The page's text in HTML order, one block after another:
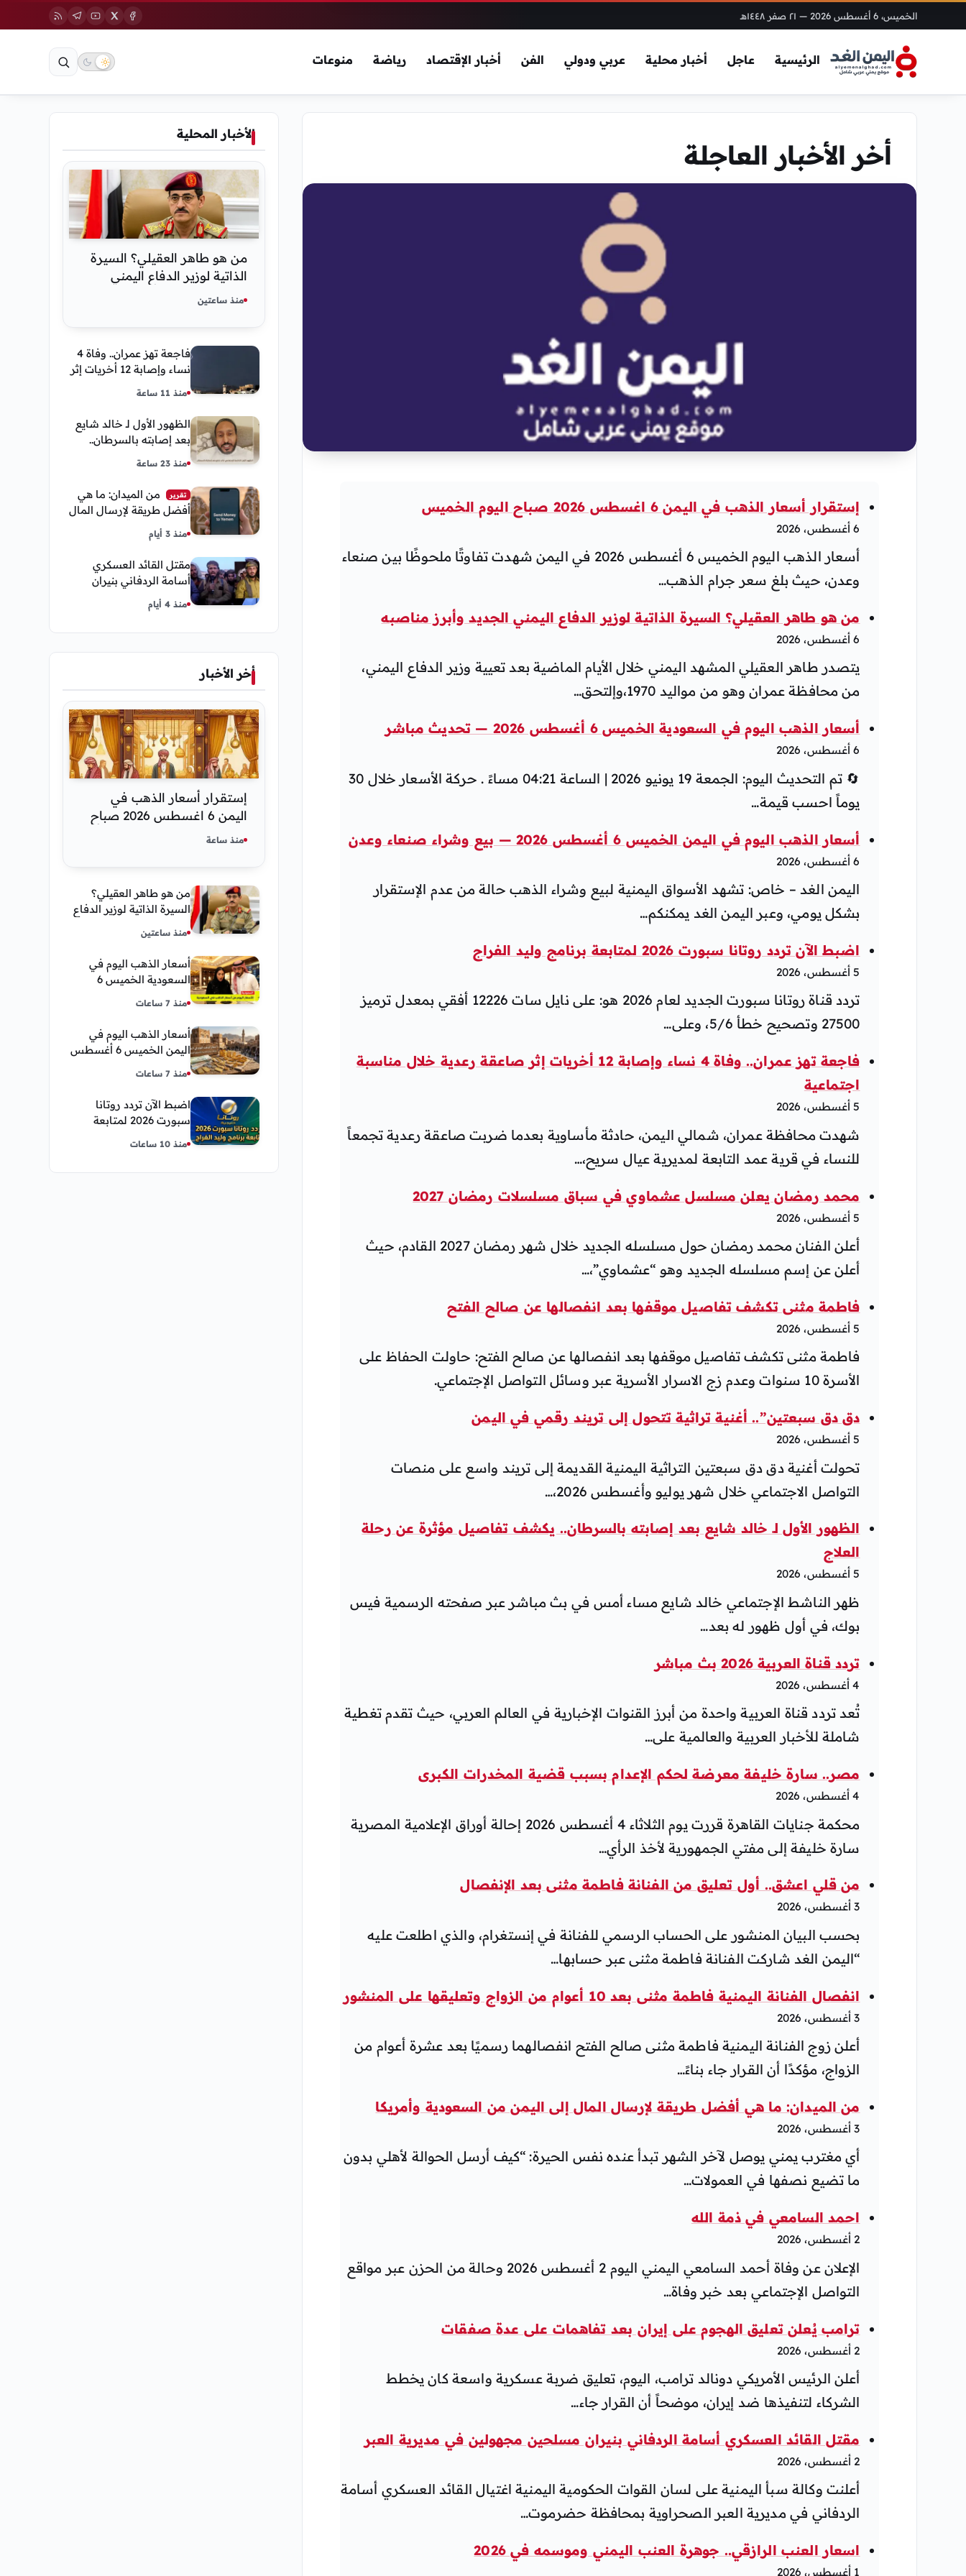
الخميس، 6 أغسطس 2026 — ٢١ صفر ١٤٤٨هـ
الرئيسية عاجل أخبار محلية عربي ودولي الفن أخبار الإقتصاد رياضة منوعات
أخر الأخبار العاجلة
إستقرار أسعار الذهب في اليمن 6 اغسطس 2026 صباح اليوم الخميس
6 أغسطس، 2026
أسعار الذهب اليوم الخميس 6 أغسطس 2026 في اليمن شهدت تفاوتًا ملحوظًا بين صنعاء
وعدن، حيث بلغ سعر جرام الذهب…
من هو طاهر العقيلي؟ السيرة الذاتية لوزير الدفاع اليمني الجديد وأبرز مناصبه
6 أغسطس، 2026
يتصدر طاهر العقيلي المشهد اليمني خلال الأيام الماضية بعد تعيية وزير الدفاع اليمني،
من محافظة عمران وهو من مواليد 1970،وإلتحق…
أسعار الذهب اليوم في السعودية الخميس 6 أغسطس 2026 — تحديث مباشر
6 أغسطس، 2026
🔄 تم التحديث اليوم: الجمعة 19 يونيو 2026 | الساعة 04:21 مساءً . حركة الأسعار خلال 30
يوماً احسب قيمة…
أسعار الذهب اليوم في اليمن الخميس 6 أغسطس 2026 — بيع وشراء صنعاء وعدن
6 أغسطس، 2026
اليمن الغد – خاص: تشهد الأسواق اليمنية لبيع وشراء الذهب حالة من عدم الإستقرار
بشكل يومي، وعبر اليمن الغد يمكنكم…
اضبط الآن تردد روتانا سبورت 2026 لمتابعة برنامج وليد الفراج
5 أغسطس، 2026
تردد قناة روتانا سبورت الجديد لعام 2026 هو: على نايل سات 12226 أفقي بمعدل ترميز
27500 وتصحيح خطأ 5/6، وعلى…
فاجعة تهز عمران.. وفاة 4 نساء وإصابة 12 أخريات إثر صاعقة رعدية خلال مناسبة
اجتماعية
5 أغسطس، 2026
شهدت محافظة عمران، شمالي اليمن، حادثة مأساوية بعدما ضربت صاعقة رعدية تجمعاً
للنساء في قرية عمد التابعة لمديرية عيال سريح،…
محمد رمضان يعلن مسلسل عشماوي في سباق مسلسلات رمضان 2027
5 أغسطس، 2026
أعلن الفنان محمد رمضان حول مسلسله الجديد خلال شهر رمضان 2027 القادم، حيث
أعلن عن إسم مسلسله الجديد وهو “عشماوي”،…
فاطمة مثنى تكشف تفاصيل موقفها بعد انفصالها عن صالح الفتح
5 أغسطس، 2026
فاطمة مثنى تكشف تفاصيل موقفها بعد انفصالها عن صالح الفتح: حاولت الحفاظ على
الأسرة 10 سنوات وعدم زج الاسرار الأسرية عبر وسائل التواصل الإجتماعي.
دق دق سبعتين”.. أغنية تراثية تتحول إلى تريند رقمي في اليمن
5 أغسطس، 2026
تحولت أغنية دق دق سبعتين التراثية اليمنية القديمة إلى تريند واسع على منصات
التواصل الاجتماعي خلال شهر يوليو وأغسطس 2026،…
الظهور الأول لـ خالد شايع بعد إصابته بالسرطان.. يكشف تفاصيل مؤثرة عن رحلة
العلاج
5 أغسطس، 2026
ظهر الناشط الإجتماعي خالد شايع مساء أمس في بث مباشر عبر صفحته الرسمية فيس
بوك، في أول ظهور له بعد…
تردد قناة العربية 2026 بث مباشر
4 أغسطس، 2026
تُعد تردد قناة العربية واحدة من أبرز القنوات الإخبارية في العالم العربي، حيث تقدم تغطية
شاملة للأخبار العربية والعالمية على…
مصر.. سارة خليفة معرضة لحكم الإعدام بسبب قضية المخدرات الكبرى
4 أغسطس، 2026
محكمة جنايات القاهرة قررت يوم الثلاثاء 4 أغسطس 2026 إحالة أوراق الإعلامية المصرية
سارة خليفة إلى مفتي الجمهورية لأخذ الرأي…
من قلي اعشق.. أول تعليق من الفنانة فاطمة مثنى بعد الإنفصال
3 أغسطس، 2026
بحسب البيان المنشور على الحساب الرسمي للفنانة في إنستغرام، والذي اطلعت عليه
“اليمن الغد شاركت الفنانة فاطمة مثنى عبر حسابها…
انفصال الفنانة اليمنية فاطمة مثنى بعد 10 أعوام من الزواج وتعليقها على المنشور
3 أغسطس، 2026
أعلن زوج الفنانة اليمنية فاطمة مثنى صالح الفتح انفصالهما رسميًا بعد عشرة أعوام من
الزواج، مؤكدًا أن القرار جاء بناءً…
من الميدان: ما هي أفضل طريقة لإرسال المال إلى اليمن من السعودية وأمريكا
3 أغسطس، 2026
أي مغترب يمني يوصل لآخر الشهر تبدأ عنده نفس الحيرة: “كيف أرسل الحوالة لأهلي بدون
ما تضيع نصفها في العمولات…
احمد السامعي في ذمة الله
2 أغسطس، 2026
الإعلان عن وفاة أحمد السامعي اليمني اليوم 2 أغسطس 2026 وحالة من الحزن عبر مواقع
التواصل الإجتماعي بعد خبر وفاة…
ترامب يُعلن تعليق الهجوم على إيران بعد تفاهمات على عدة صفقات
2 أغسطس، 2026
أعلن الرئيس الأمريكي دونالد ترامب، اليوم، تعليق ضربة عسكرية واسعة كان يخطط
الشركاء لتنفيذها ضد إيران، موضحاً أن القرار جاء…
مقتل القائد العسكري أسامة الردفاني بنيران مسلحين مجهولين في مديرية العبر
2 أغسطس، 2026
أعلنت وكالة سبأ اليمنية على لسان القوات الحكومية اليمنية اغتيال القائد العسكري أسامة
الردفاني في مديرية العبر الصحراوية بمحافظة حضرموت…
اسعار العنب الرازقي.. جوهرة العنب اليمني وموسمه في 2026
1 أغسطس، 2026
الأخبار المحلية
من هو طاهر العقيلي؟ السيرة
الذاتية لوزير الدفاع اليمني
الجديد وأبرز مناصبه
منذ ساعتين
فاجعة تهز عمران.. وفاة 4
نساء وإصابة 12 أخريات إثر
اجتماعية
منذ 11 ساعة
الظهور الأول لـ خالد شايع
بعد إصابته بالسرطان..
رحلة العلاج
منذ 23 ساعة
تقرير
من الميدان: ما هي
أفضل طريقة لإرسال المال
إلى اليمن من السعودية
وأمريكا
منذ 3 أيام
مقتل القائد العسكري
أسامة الردفاني بنيران
مسلحين مجهولين في
مديرية العبر
منذ 4 أيام
أخر الأخبار
إستقرار أسعار الذهب في
اليمن 6 اغسطس 2026 صباح
اليوم الخميس
منذ ساعة
من هو طاهر العقيلي؟
السيرة الذاتية لوزير الدفاع
مناصبه
منذ ساعتين
أسعار الذهب اليوم في
السعودية الخميس 6
مباشر
منذ 7 ساعات
أسعار الذهب اليوم في
اليمن الخميس 6 أغسطس
وعدن
منذ 7 ساعات
اضبط الآن تردد روتانا
سبورت 2026 لمتابعة
منذ 10 ساعات